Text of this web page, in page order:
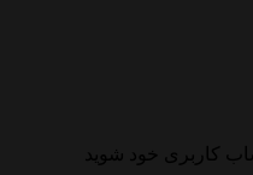
کاربری خود شوید